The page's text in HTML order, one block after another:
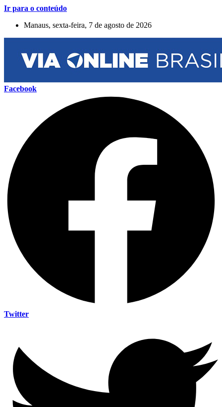
Ir para o conteúdo
Manaus, sexta-feira, 7 de agosto de 2026
Facebook
Twitter